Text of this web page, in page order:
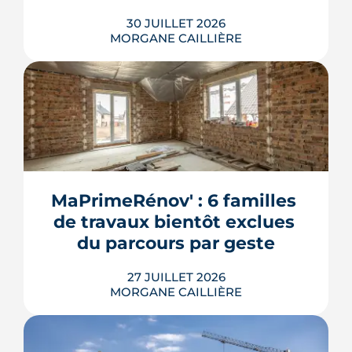
30 JUILLET 2026
MORGANE CAILLIÈRE
259 € par an en moyenne régionale,
une hausse de 14 % sur un an, un
risque inondation bien réel autour de
la Loire et de la Sèvre : l'assurance
habitation nantaise conjugue tarifs
doux et vigilance locale. Chiffres,
limites et conseils pour payer le juste
MaPrimeRénov' : 6 familles
de travaux bientôt exclues
du parcours par geste
27 JUILLET 2026
MORGANE CAILLIÈRE